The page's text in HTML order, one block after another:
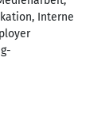
Interne